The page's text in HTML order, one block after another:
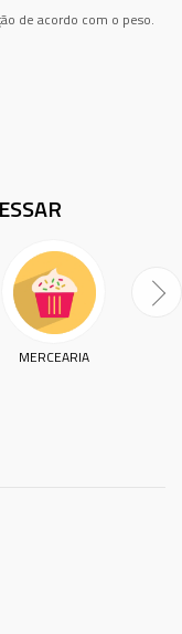
de acordo com o peso.
MERCEARIA